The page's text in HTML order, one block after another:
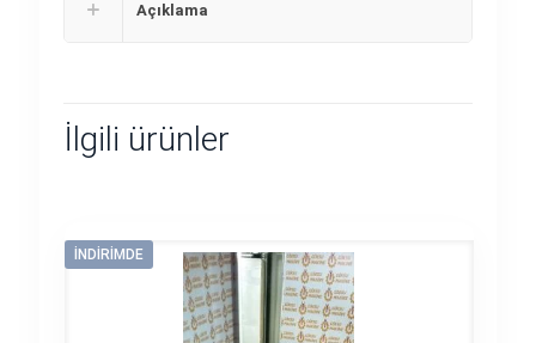
Açıklama
İlgili ürünler
İNDIRIMDE